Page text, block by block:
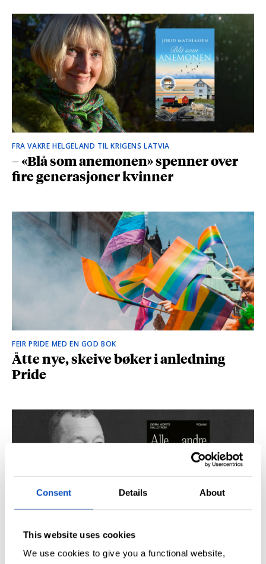
Consent Details About
This website uses cookies
We use cookies to give you a functional website,
FRA VAKRE HELGELAND TIL KRIGENS LATVIA
– «Blå som anemonen» spenner over
fire generasjoner kvinner
FEIR PRIDE MED EN GOD BOK
Åtte nye, skeive bøker i anledning
Pride
SÅ DU NRK-DOKUMENTAREN «AGENTEN»?
Didrik M. Hallstrøm: – Alt det med CIA